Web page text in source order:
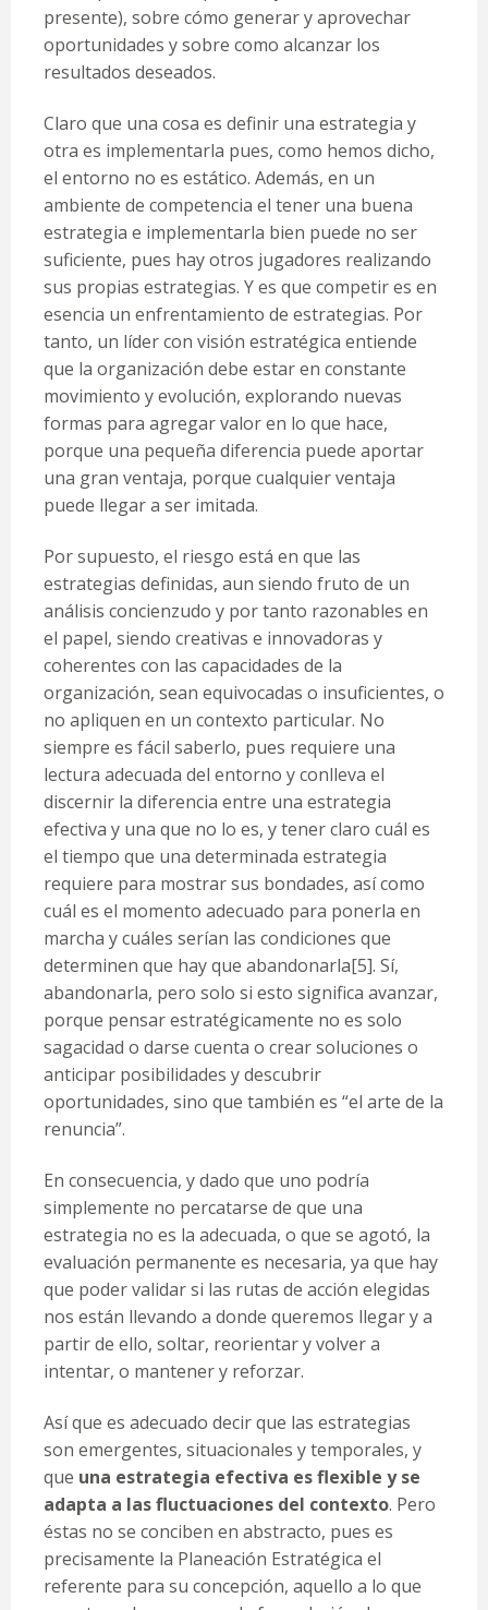
presente), sobre cómo generar y aprovechar
oportunidades y sobre como alcanzar los
resultados deseados.
Claro que una cosa es definir una estrategia y
otra es implementarla pues, como hemos dicho,
el entorno no es estático. Además, en un
ambiente de competencia el tener una buena
estrategia e implementarla bien puede no ser
suficiente, pues hay otros jugadores realizando
sus propias estrategias. Y es que competir es en
esencia un enfrentamiento de estrategias. Por
tanto, un líder con visión estratégica entiende
que la organización debe estar en constante
movimiento y evolución, explorando nuevas
formas para agregar valor en lo que hace,
porque una pequeña diferencia puede aportar
una gran ventaja, porque cualquier ventaja
puede llegar a ser imitada.
Por supuesto, el riesgo está en que las
estrategias definidas, aun siendo fruto de un
análisis concienzudo y por tanto razonables en
el papel, siendo creativas e innovadoras y
coherentes con las capacidades de la
organización, sean equivocadas o insuficientes, o
no apliquen en un contexto particular. No
siempre es fácil saberlo, pues requiere una
lectura adecuada del entorno y conlleva el
discernir la diferencia entre una estrategia
efectiva y una que no lo es, y tener claro cuál es
el tiempo que una determinada estrategia
requiere para mostrar sus bondades, así como
cuál es el momento adecuado para ponerla en
marcha y cuáles serían las condiciones que
determinen que hay que abandonarla[5]. Sí,
abandonarla, pero solo si esto significa avanzar,
porque pensar estratégicamente no es solo
sagacidad o darse cuenta o crear soluciones o
anticipar posibilidades y descubrir
oportunidades, sino que también es “el arte de la
renuncia”.
En consecuencia, y dado que uno podría
simplemente no percatarse de que una
estrategia no es la adecuada, o que se agotó, la
evaluación permanente es necesaria, ya que hay
que poder validar si las rutas de acción elegidas
nos están llevando a donde queremos llegar y a
partir de ello, soltar, reorientar y volver a
intentar, o mantener y reforzar.
Así que es adecuado decir que las estrategias
son emergentes, situacionales y temporales, y
que una estrategia efectiva es flexible y se
adapta a las fluctuaciones del contexto. Pero
éstas no se conciben en abstracto, pues es
precisamente la Planeación Estratégica el
referente para su concepción, aquello a lo que